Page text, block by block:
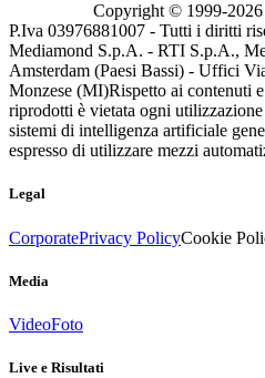
Copyright © 1999-2026
P.Iva 03976881007 - Tutti i diritti
Mediamond S.p.A. - RTI S.p.A.,
Amsterdam (Paesi Bassi) - Uffici
Monzese (MI)Rispetto ai contenuti
riprodotti è vietata ogni
sistemi di intelligenza artificiale
espresso di utilizzare mezzi
Legal
CorporatePrivacy PolicyCookie
Media
VideoFoto
Live e Risultati